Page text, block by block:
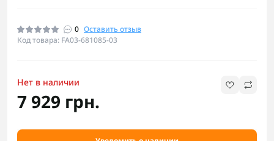
0 Оставить отзыв
Код товара: FA03-681085-03
Нет в наличии
7 929 грн.